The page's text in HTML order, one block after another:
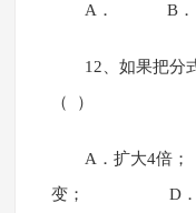
A． B
12、如果把分
（ ）
A．扩大4倍
变； D．缩